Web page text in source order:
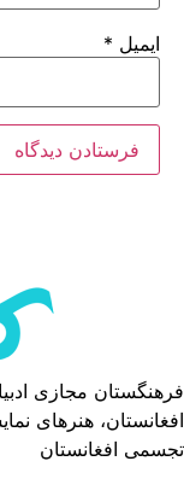
ایمیل *
فرهنگستان مجازی
افغانستان، هنرهای
تجسمی افغانستان